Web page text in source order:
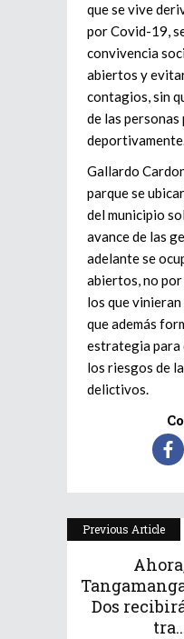
que se vive
por Covid-19,
convivencia
abiertos y
contagios, sin
de las
Gallardo
parque se
del municipio
avance de las
adelante se
abiertos, no
los que vinieran
que además
estrategia para
los riesgos de
delictivos.
Previous Article
Dos